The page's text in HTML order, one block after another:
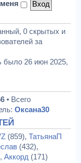
0 скрытых и
за
было 26 июн 2025,
• Всего
Оксана30
(859), ТатьянаП
(432),
Аккорд (171)